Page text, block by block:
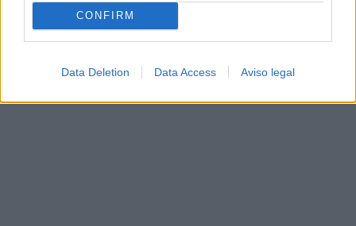
CONFIRM
Data Deletion Data Access Aviso legal